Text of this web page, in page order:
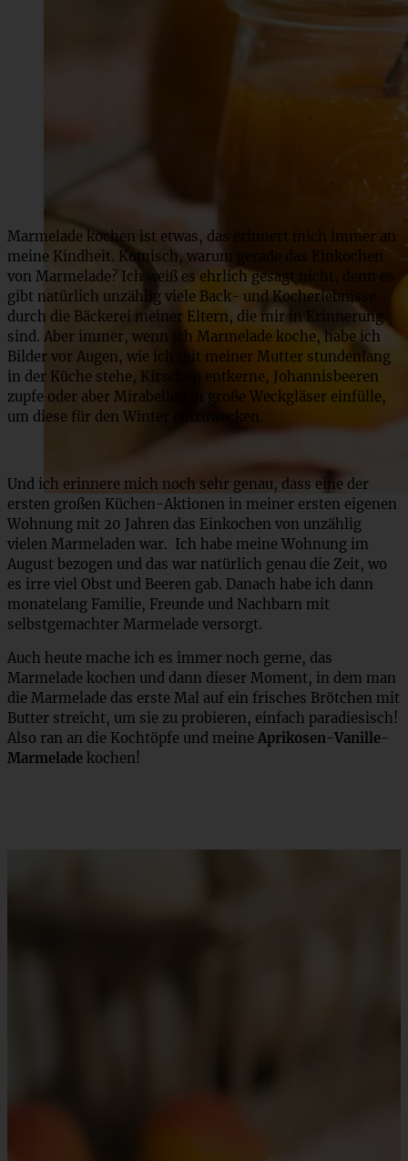
Marmelade kochen ist etwas, das erinnert mich immer an
meine Kindheit. Komisch, warum gerade das Einkochen
von Marmelade? Ich weiß es ehrlich gesagt nicht, denn es
gibt natürlich unzählig viele Back- und Kocherlebnisse
durch die Bäckerei meiner Eltern, die mir in Erinnerung
sind. Aber immer, wenn ich Marmelade koche, habe ich
Bilder vor Augen, wie ich mit meiner Mutter stundenlang
in der Küche stehe, Kirschen entkerne, Johannisbeeren
zupfe oder aber Mirabellen in große Weckgläser einfülle,
um diese für den Winter einzuwecken.
Und ich erinnere mich noch sehr genau, dass eine der
ersten großen Küchen-Aktionen in meiner ersten eigenen
Wohnung mit 20 Jahren das Einkochen von unzählig
vielen Marmeladen war. Ich habe meine Wohnung im
August bezogen und das war natürlich genau die Zeit, wo
es irre viel Obst und Beeren gab. Danach habe ich dann
monatelang Familie, Freunde und Nachbarn mit
selbstgemachter Marmelade versorgt.
Auch heute mache ich es immer noch gerne, das
Marmelade kochen und dann dieser Moment, in dem man
die Marmelade das erste Mal auf ein frisches Brötchen mit
Butter streicht, um sie zu probieren, einfach paradiesisch!
Also ran an die Kochtöpfe und meine Aprikosen-Vanille-
Marmelade kochen!